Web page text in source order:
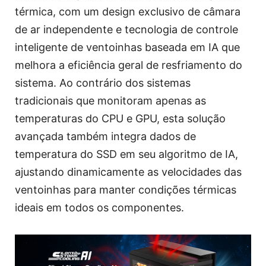
térmica, com um design exclusivo de câmara
de ar independente e tecnologia de controle
inteligente de ventoinhas baseada em IA que
melhora a eficiência geral de resfriamento do
sistema. Ao contrário dos sistemas
tradicionais que monitoram apenas as
temperaturas do CPU e GPU, esta solução
avançada também integra dados de
temperatura do SSD em seu algoritmo de IA,
ajustando dinamicamente as velocidades das
ventoinhas para manter condições térmicas
ideais em todos os componentes.